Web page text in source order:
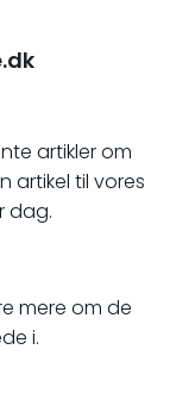
artikler om
artikel til vores
dag.
mere om de
i.